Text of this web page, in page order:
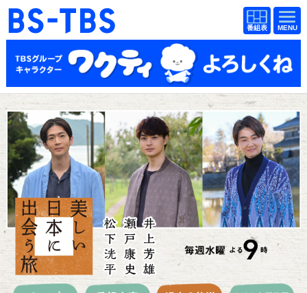
BS-TBS
番組
表
BS-TBS
番組
表
ドラマ 映画
紀行 報道
教養 スポーツ
音楽 エンタメ
アニメ ファンクラブ
検索
視聴方法 4K放送
イベント ショッピング